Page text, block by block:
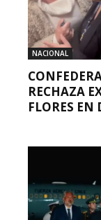
NACIONAL
RECHAZA
FLORES EN